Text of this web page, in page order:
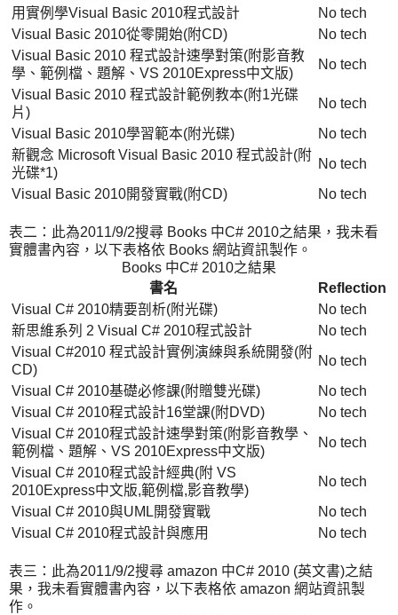
用實例學Visual Basic 2010程式設計
No tech
Visual Basic 2010從零開始(附CD)
No tech
Visual Basic 2010 程式設計速學對策(附影音教
學、範例檔、題解、VS 2010Express中文版)
No tech
Visual Basic 2010 程式設計範例教本(附1光碟
片)
No tech
Visual Basic 2010學習範本(附光碟)
No tech
新觀念 Microsoft Visual Basic 2010 程式設計(附
光碟*1)
No tech
Visual Basic 2010開發實戰(附CD)
No tech
表二：此為2011/9/2搜尋 Books 中C# 2010之結果，我未看
實體書內容，以下表格依 Books 網站資訊製作。
Books 中C# 2010之結果
書名
Reflection
Visual C# 2010精要剖析(附光碟)
No tech
新思維系列 2 Visual C# 2010程式設計
No tech
Visual C#2010 程式設計實例演練與系統開發(附
CD)
No tech
Visual C# 2010基礎必修課(附贈雙光碟)
No tech
Visual C# 2010程式設計16堂課(附DVD)
No tech
Visual C# 2010程式設計速學對策(附影音教學、
範例檔、題解、VS 2010Express中文版)
No tech
Visual C# 2010程式設計經典(附 VS
2010Express中文版,範例檔,影音教學)
No tech
Visual C# 2010與UML開發實戰
No tech
Visual C# 2010程式設計與應用
No tech
表三：此為2011/9/2搜尋 amazon 中C# 2010 (英文書)之結
果，我未看實體書內容，以下表格依 amazon 網站資訊製
作。